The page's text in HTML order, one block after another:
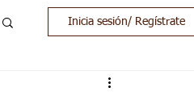
Inicia sesión/ Regístrate